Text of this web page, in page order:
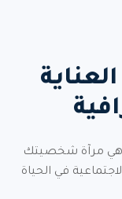
هي مرآة شخصيتك
في الحياة